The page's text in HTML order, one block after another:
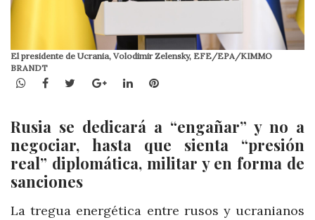
El presidente de Ucrania, Volodimir Zelensky, EFE/EPA/KIMMO
BRANDT
WhatsApp
Facebook
TwitterGoogle+LinkedInPinterest
Rusia se dedicará a “engañar” y no a
negociar, hasta que sienta “presión
real” diplomática, militar y en forma de
sanciones
La tregua energética entre rusos y ucranianos